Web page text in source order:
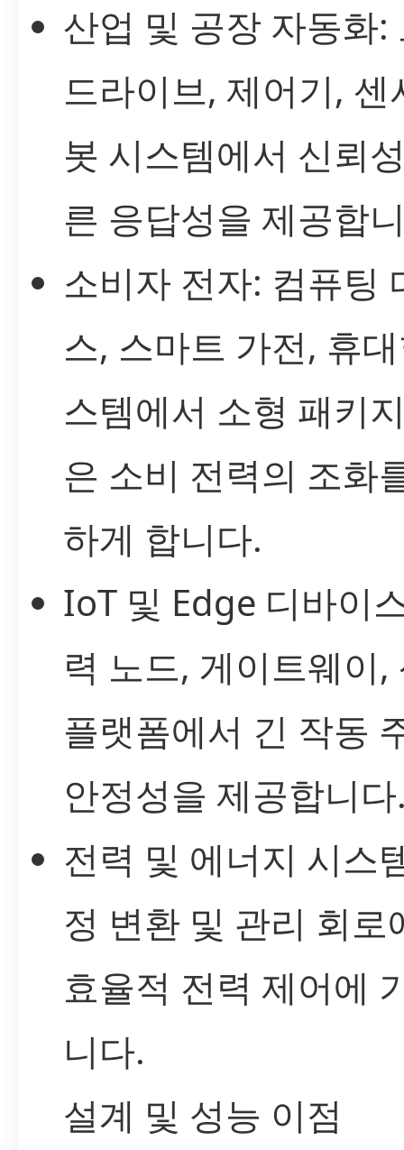
산업 및 공장 자동화:
드라이브, 제어기, 센
봇 시스템에서 신뢰
른 응답성을 제공합
소비자 전자: 컴퓨팅
스, 스마트 가전, 휴
스템에서 소형 패키
은 소비 전력의 조화
하게 합니다.
IoT 및 Edge 디바이
력 노드, 게이트웨이,
플랫폼에서 긴 작동
안정성을 제공합니
전력 및 에너지 시스
정 변환 및 관리 회로
효율적 전력 제어에
니다.
설계 및 성능 이점